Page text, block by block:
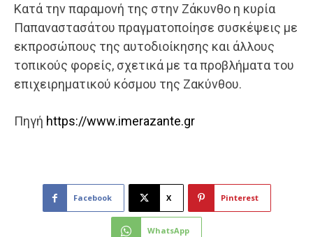
Κατά την παραμονή της στην Ζάκυνθο η κυρία
Παπαναστασάτου πραγματοποίησε συσκέψεις με
εκπροσώπους της αυτοδιοίκησης και άλλους
τοπικούς φορείς, σχετικά με τα προβλήματα του
επιχειρηματικού κόσμου της Ζακύνθου.
Πηγή https://www.imerazante.gr
Facebook X Pinterest
WhatsApp